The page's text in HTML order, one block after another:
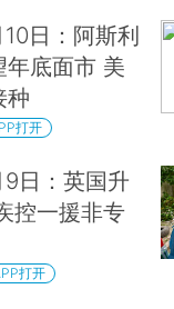
日：阿斯利
年底面市 美
种
打开
日：英国升
控一援非专
打开